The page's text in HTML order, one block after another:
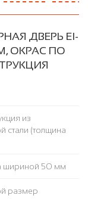
ДВЕРЬ EI-
ОКРАС ПО
из
стали (толщина
шириной 50 мм
размер